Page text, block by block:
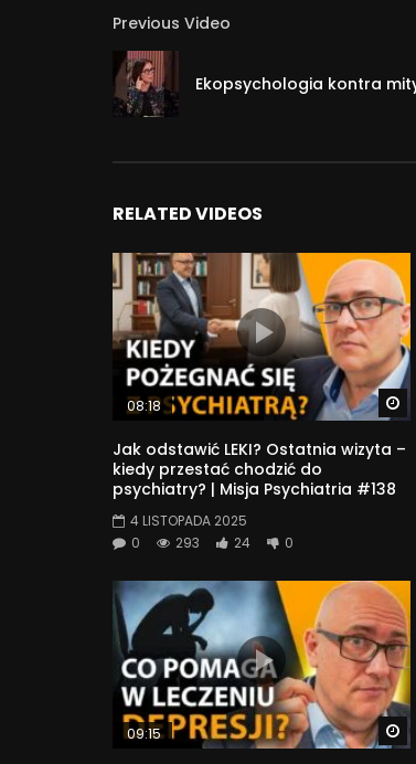
Previous Video
Ekopsychologia kontra
RELATED VIDEOS
08:18
Jak odstawić LEKI? Ostatnia wizyta –
kiedy przestać chodzić do
psychiatry? | Misja Psychiatria #138
4 LISTOPADA 2025
0
293 24 0
09:15